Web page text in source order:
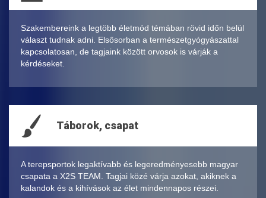
Szakembereink a legtöbb életmód témában rövid időn belül
választ tudnak adni. Elsősorban a természetgyógyászattal
kapcsolatosan, de tagjaink között orvosok is várják a
kérdéseket.
Táborok, csapat
A terepsportok legaktívabb és legeredményesebb magyar
csapata a X2S TEAM. Tagjai közé várja azokat, akiknek a
kalandok és a kihívások az élet mindennapos részei.